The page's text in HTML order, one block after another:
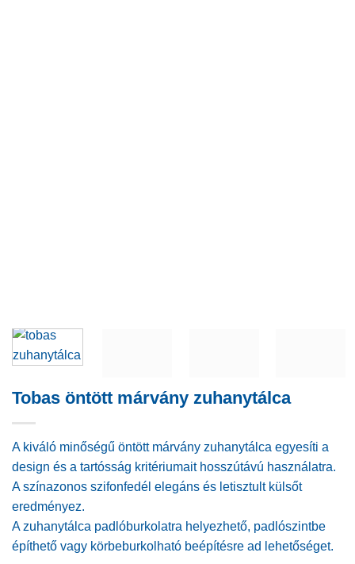
Tobas öntött márvány zuhanytálca
A kiváló minőségű öntött márvány zuhanytálca egyesíti a
design és a tartósság kritériumait hosszútávú használatra.
A színazonos szifonfedél elegáns és letisztult külsőt
eredményez.
A zuhanytálca padlóburkolatra helyezhető, padlószintbe
építhető vagy körbeburkolható beépítésre ad lehetőséget.